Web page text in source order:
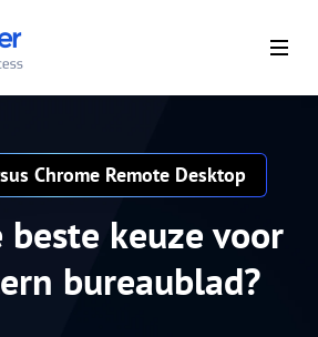
Chrome Remote Desktop
beste keuze voor
bureaublad?